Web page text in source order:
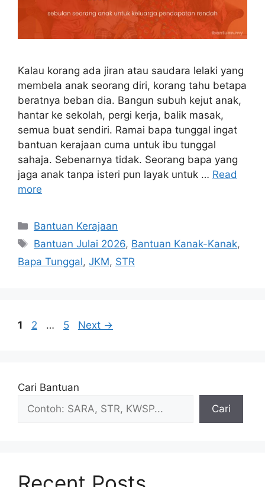
Kalau korang ada jiran atau saudara lelaki yang
membela anak seorang diri, korang tahu betapa
beratnya beban dia. Bangun subuh kejut anak,
hantar ke sekolah, pergi kerja, balik masak,
semua buat sendiri. Ramai bapa tunggal ingat
bantuan kerajaan cuma untuk ibu tunggal
sahaja. Sebenarnya tidak. Seorang bapa yang
jaga anak tanpa isteri pun layak untuk … Read
more
Categories
Bantuan Kerajaan
Tags
Bantuan Julai 2026, Bantuan Kanak-Kanak,
Bapa Tunggal, JKM, STR
Page
1 Page
2 … Page
5 Next →
Cari Bantuan
Cari